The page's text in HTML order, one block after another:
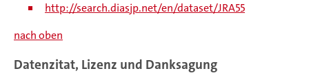
http://search.diasjp.net/en/dataset/JRA55
nach oben
Datenzitat, Lizenz und Danksagung